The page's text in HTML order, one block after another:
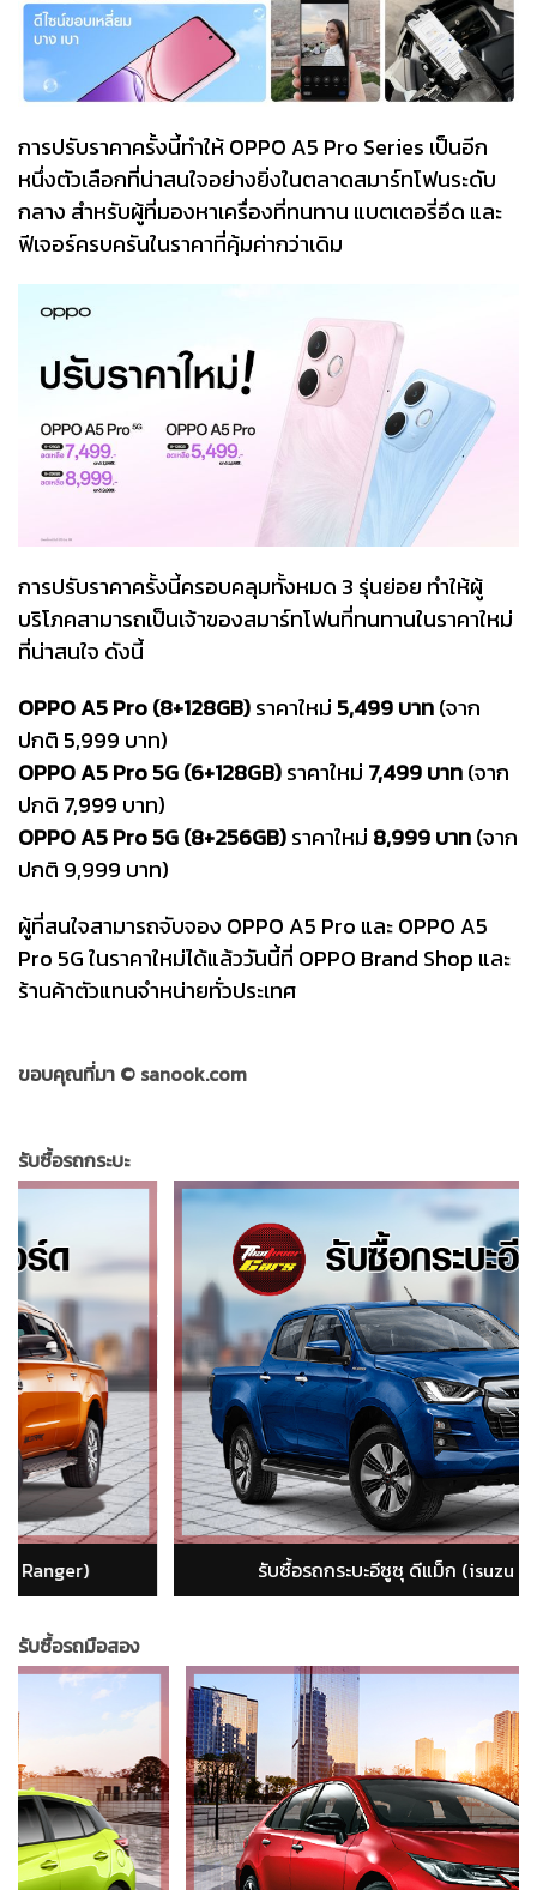
การปรับราคาครั้งนี้ทำให้ OPPO A5 Pro Series เป็นอีก
หนึ่งตัวเลือกที่น่าสนใจอย่างยิ่งในตลาดสมาร์ทโฟนระดับ
กลาง สำหรับผู้ที่มองหาเครื่องที่ทนทาน แบตเตอรี่อึด และ
ฟีเจอร์ครบครันในราคาที่คุ้มค่ากว่าเดิม
การปรับราคาครั้งนี้ครอบคลุมทั้งหมด 3 รุ่นย่อย ทำให้ผู้
บริโภคสามารถเป็นเจ้าของสมาร์ทโฟนที่ทนทานในราคาใหม่
ที่น่าสนใจ ดังนี้
OPPO A5 Pro (8+128GB)ราคาใหม่ 5,499 บาท(จาก
ปกติ 5,999 บาท)
OPPO A5 Pro 5G (6+128GB)ราคาใหม่ 7,499 บาท(จาก
ปกติ 7,999 บาท)
OPPO A5 Pro 5G (8+256GB)ราคาใหม่ 8,999 บาท(จาก
ปกติ 9,999 บาท)
ผู้ที่สนใจสามารถจับจอง OPPO A5 Pro และ OPPO A5
Pro 5G ในราคาใหม่ได้แล้ววันนี้ที่ OPPO Brand Shop และ
ร้านค้าตัวแทนจำหน่ายทั่วประเทศ
ขอบคุณที่มา © sanook.com
รับซื้อรถกระบะ
รับซื้อรถกระบะเชฟ โคโลราโด่ (chevrolet colorado)
รับซื้อรถมือสอง